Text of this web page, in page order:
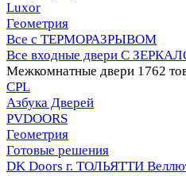
Luxor
Геометрия
Все с ТЕРМОРАЗРЫВОМ
Все входные двери С
Межкомнатные двери 1762
CPL
Азбука Дверей
PVDOORS
Геометрия
Готовые решения
DK Doors г. ТОЛЬЯТТИ